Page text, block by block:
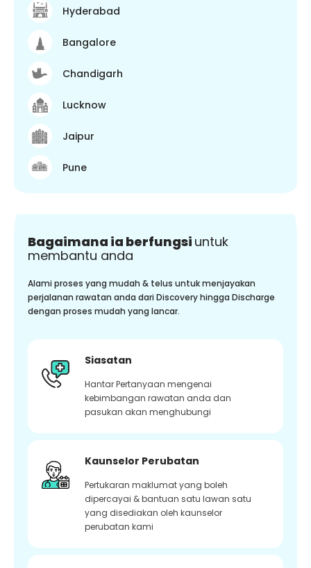
Hyderabad
Bangalore
Chandigarh
Lucknow
Jaipur
Pune
Bagaimana ia berfungsi untuk
membantu anda
Alami proses yang mudah & telus untuk menjayakan
perjalanan rawatan anda dari Discovery hingga Discharge
dengan proses mudah yang lancar.
Siasatan
Hantar Pertanyaan mengenai
kebimbangan rawatan anda dan
pasukan akan menghubungi
Kaunselor Perubatan
Pertukaran maklumat yang boleh
dipercayai & bantuan satu lawan satu
yang disediakan oleh kaunselor
perubatan kami